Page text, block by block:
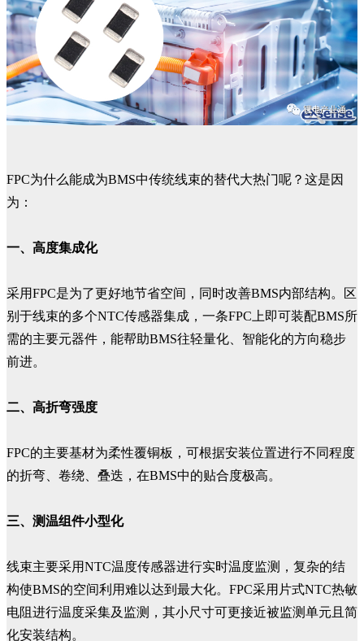
FPC为什么能成为BMS中传统线束的替代大热门呢？这是因
为：
一、高度集成化
采用FPC是为了更好地节省空间，同时改善BMS内部结构。区
别于线束的多个NTC传感器集成，一条FPC上即可装配BMS所
需的主要元器件，能帮助BMS往轻量化、智能化的方向稳步
前进。
二、高折弯强度
FPC的主要基材为柔性覆铜板，可根据安装位置进行不同程度
的折弯、卷绕、叠迭，在BMS中的贴合度极高。
三、测温组件小型化
线束主要采用NTC温度传感器进行实时温度监测，复杂的结
构使BMS的空间利用难以达到最大化。FPC采用片式NTC热敏
电阻进行温度采集及监测，其小尺寸可更接近被监测单元且简
化安装结构。